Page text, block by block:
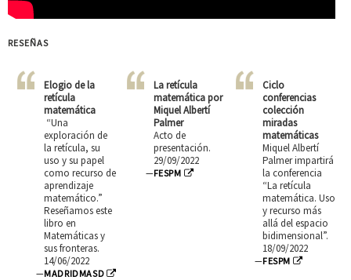
RESEÑAS
Elogio de la
retícula
matemática
“Una
exploración de
la retícula, su
uso y su papel
como recurso de
aprendizaje
matemático.”
Reseñamos este
libro en
Matemáticas y
sus fronteras.
14/06/2022
—MADRIDMASD
La retícula
matemática por
Miquel Albertí
Palmer
Acto de
presentación.
29/09/2022
—FESPM
Ciclo
conferencias
colección
miradas
matemáticas
Miquel Albertí
Palmer impartirá
la conferencia
“La retícula
matemática. Uso
y recurso más
allá del espacio
bidimensional”.
18/09/2022
—FESPM